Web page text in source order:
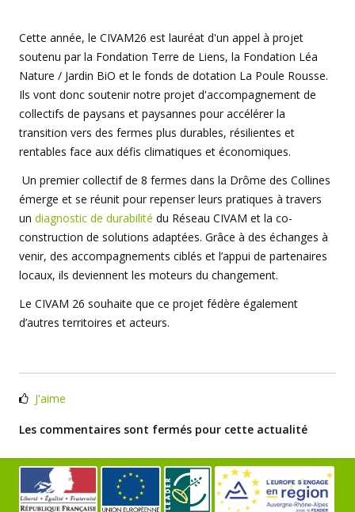
Cette année, le CIVAM26 est lauréat d'un appel à projet
soutenu par la Fondation Terre de Liens, la Fondation Léa
Nature / Jardin BiO et le fonds de dotation La Poule Rousse.
Ils vont donc soutenir notre projet d'accompagnement de
collectifs de paysans et paysannes pour accélérer la
transition vers des fermes plus durables, résilientes et
rentables face aux défis climatiques et économiques.
Un premier collectif de 8 fermes dans la Drôme des Collines
émerge et se réunit pour repenser leurs pratiques à travers
un diagnostic de durabilité du Réseau CIVAM et la co-
construction de solutions adaptées. Grâce à des échanges à
venir, des accompagnements ciblés et l’appui de partenaires
locaux, ils deviennent les moteurs du changement.
Le CIVAM 26 souhaite que ce projet fédère également
d’autres territoires et acteurs.
J'aime
Les commentaires sont fermés pour cette actualité